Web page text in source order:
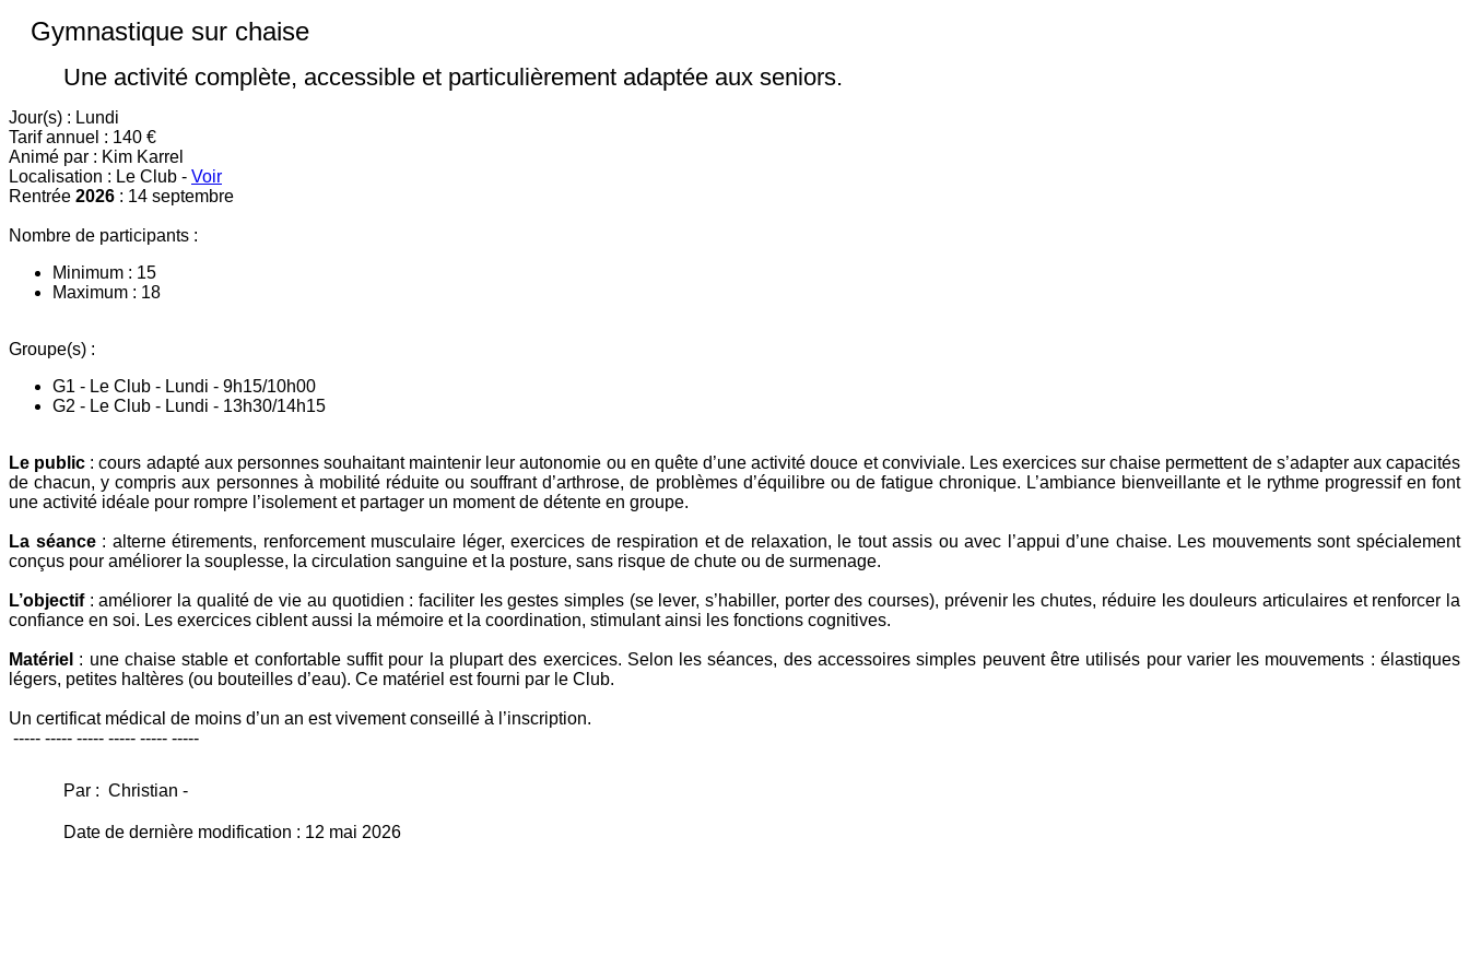
Gymnastique sur chaise
Une activité complète, accessible et particulièrement adaptée aux seniors.
Jour(s) : Lundi
Tarif annuel : 140 €
Animé par : Kim Karrel
Localisation : Le Club - Voir
Rentrée 2026 : 14 septembre
Nombre de participants :
Minimum : 15
Maximum : 18
Groupe(s) :
G1 - Le Club - Lundi - 9h15/10h00
G2 - Le Club - Lundi - 13h30/14h15
Le public : cours adapté aux personnes souhaitant maintenir leur autonomie ou en quête d’une activité douce et conviviale. Les exercices sur chaise permettent de s’adapter aux capacités
de chacun, y compris aux personnes à mobilité réduite ou souffrant d’arthrose, de problèmes d’équilibre ou de fatigue chronique. L’ambiance bienveillante et le rythme progressif en font
une activité idéale pour rompre l’isolement et partager un moment de détente en groupe.
La séance: alterne étirements, renforcement musculaire léger, exercices de respiration et de relaxation, le tout assis ou avec l’appui d’une chaise. Les mouvements sont spécialement
conçus pour améliorer la souplesse, la circulation sanguine et la posture, sans risque de chute ou de surmenage.
L’objectif: améliorer la qualité de vie au quotidien : faciliter les gestes simples (se lever, s’habiller, porter des courses), prévenir les chutes, réduire les douleurs articulaires et renforcer la
confiance en soi. Les exercices ciblent aussi la mémoire et la coordination, stimulant ainsi les fonctions cognitives.
Matériel : une chaise stable et confortable suffit pour la plupart des exercices. Selon les séances, des accessoires simples peuvent être utilisés pour varier les mouvements : élastiques
légers, petites haltères (ou bouteilles d’eau). Ce matériel est fourni par le Club.
Un certificat médical de moins d’un an est vivement conseillé à l’inscription.
----- ----- ----- ----- ----- -----
Par : Christian -
Date de dernière modification : 12 mai 2026